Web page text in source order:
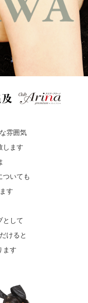
雰囲気
します
ついても
す
として
けると
ます